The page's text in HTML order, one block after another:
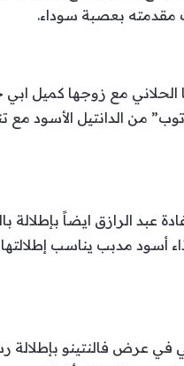
بعصبة سوداء.
الحلاني مع زوجها
من الدانتيل الأسود مع
عبد الرازق ايضاً
أسود مدبب يناسب
في عرض فالنتينو